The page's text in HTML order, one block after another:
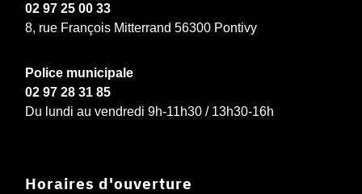
02 97 25 00 33
8, rue François Mitterrand 56300 Pontivy
Police municipale
02 97 28 31 85
Du lundi au vendredi 9h-11h30 / 13h30-16h
Horaires d'ouverture